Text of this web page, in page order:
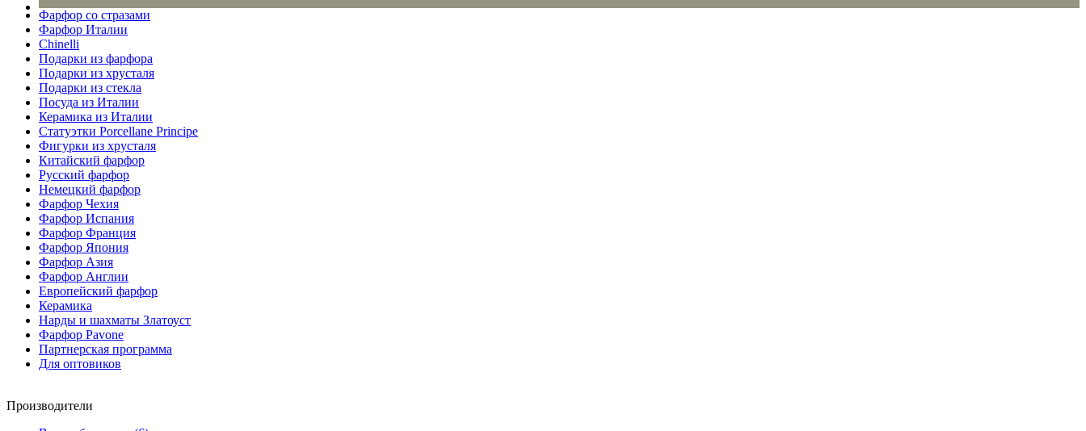
Фарфор со стразами
Фарфор Италии
Chinelli
Подарки из фарфора
Подарки из хрусталя
Подарки из стекла
Посуда из Италии
Керамика из Италии
Статуэтки Porcellane Principe
Фигурки из хрусталя
Китайский фарфор
Русский фарфор
Немецкий фарфор
Фарфор Чехия
Фарфор Испания
Фарфор Франция
Фарфор Япония
Фарфор Азия
Фарфор Англии
Европейский фарфор
Керамика
Нарды и шахматы Златоуст
Фарфор Pavone
Партнерская программа
Для оптовиков
Производители